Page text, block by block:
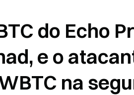
do Echo
e o
na